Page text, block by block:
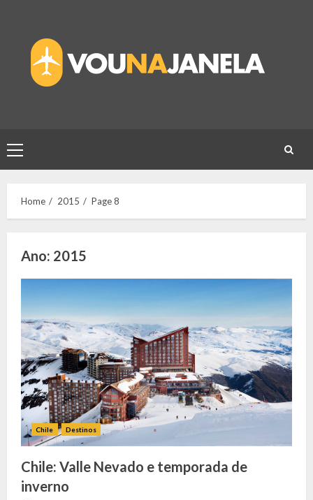
content
Primary
Menu
Home 2015 Page 8
Ano: 2015
Chile Destinos
Chile: Valle Nevado e temporada de
inverno